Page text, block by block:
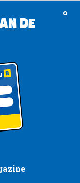
de